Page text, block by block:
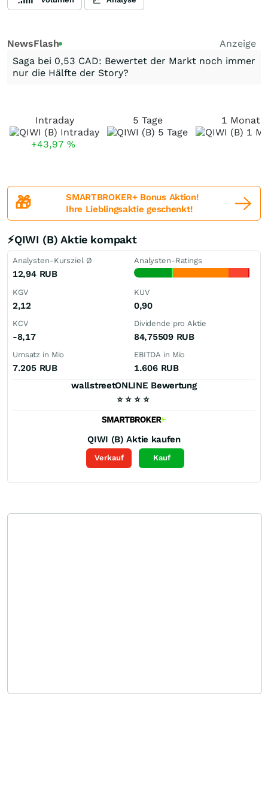
NewsFlash
Anzeige
Saga bei 0,53 CAD: Bewertet der Markt noch immer
nur die Hälfte der Story?
Intraday
+43,97 %
5 Tage 1 Monat
🎁
SMARTBROKER+ Bonus Aktion!
Ihre Lieblingsaktie geschenkt!
⚡QIWI (B) Aktie kompakt
Analysten-Kursziel Ø
12,94 RUB
Analysten-Ratings
KGV
2,12
KUV
0,90
KCV
-8,17
Dividende pro Aktie
84,75509 RUB
Umsatz in Mio
7.205 RUB
EBITDA in Mio
1.606 RUB
wallstreetONLINE Bewertung
⭐ ⭐ ⭐ ⭐
QIWI (B) Aktie kaufen
Verkauf Kauf